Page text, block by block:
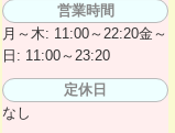
営業時間
月～木: 11:00～22:20金～
日: 11:00～23:20
定休日
なし